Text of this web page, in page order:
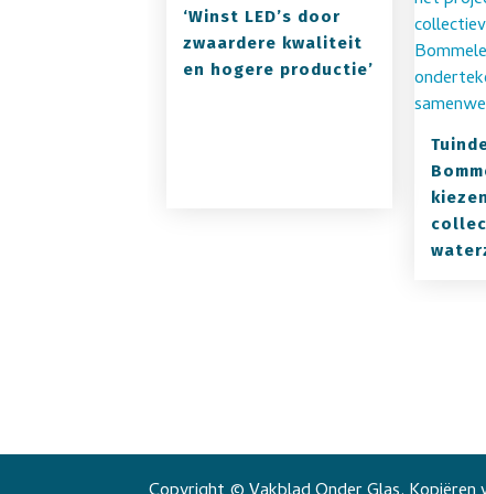
‘Winst LED’s door
zwaardere kwaliteit
en hogere productie’